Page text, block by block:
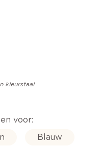
kleurstaal
voor:
Blauw